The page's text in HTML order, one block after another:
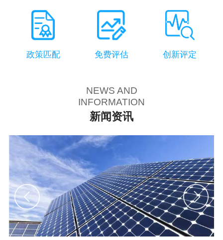
政策匹配 免费评估 创新评定
NEWS AND
INFORMATION
新闻资讯